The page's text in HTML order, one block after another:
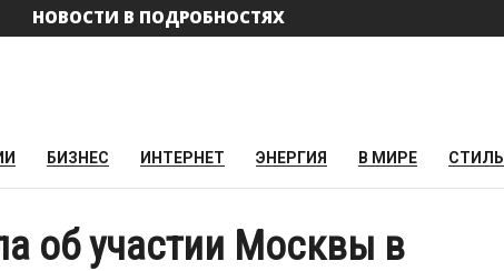
НОВОСТИ В ПОДРОБНОСТЯХ
БИЗНЕС ИНТЕРНЕТ ЭНЕРГИЯ В МИРЕ СТИЛЬ
об участии Москвы в